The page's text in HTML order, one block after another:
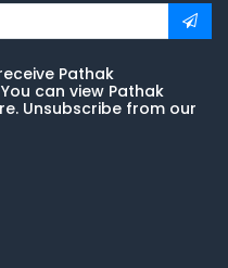
Pathak
can view Pathak
Unsubscribe from our